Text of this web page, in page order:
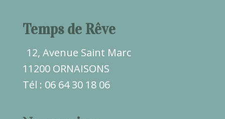
Temps de Rêve
12, Avenue Saint Marc
11200 ORNAISONS
Tél : 06 64 30 18 06